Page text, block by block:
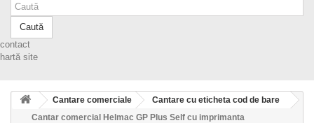
Caută
contact
hartă site
Cantare comerciale
Cantare cu eticheta cod de bare
Cantar comercial Helmac GP Plus Self cu imprimanta